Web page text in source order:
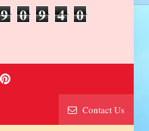
9 0 9 4 0
Contact Us